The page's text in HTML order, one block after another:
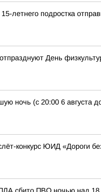
летнего подростка
День
ночь (с 20:00 6 августа
конкурс ЮИД «Дороги